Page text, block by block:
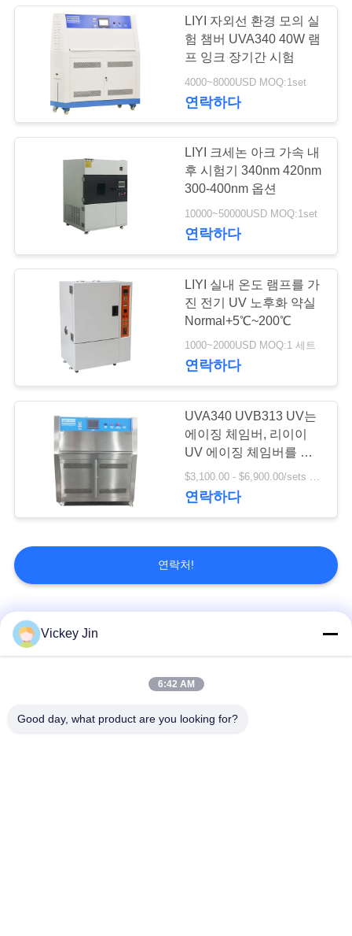
LIYI 자외선 환경 모의 실
험 챔버 UVA340 40W 램
프 잉크 장기간 시험
4000~8000USD MOQ:1set
연락하다
LIYI 크세논 아크 가속 내
후 시험기 340nm 420nm
300-400nm 옵션
10000~50000USD MOQ:1set
연락하다
LIYI 실내 온도 램프를 가
진 전기 UV 노후화 약실
Normal+5℃~200℃
1000~2000USD MOQ:1 세트
연락하다
UVA340 UVB313 UV는
에이징 체임버, 리이이
UV 에이징 체임버를 가
속화했습니다
$3,100.00 - $6,900.00/sets MOQ:1 세트
연락하다
연락처!
환경 시험 약실
열충격 시험 약실 전기 건조용 오븐
Vickey Jin
6:42 AM
Good day, what product are you looking for?